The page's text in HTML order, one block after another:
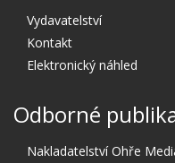
Vydavatelství
Kontakt
Elektronický náhled
Odborné
Nakladatelství Ohře